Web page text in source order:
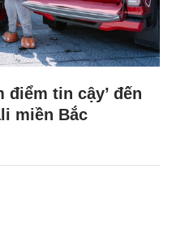
điểm tin cậy’ đến
miền Bắc